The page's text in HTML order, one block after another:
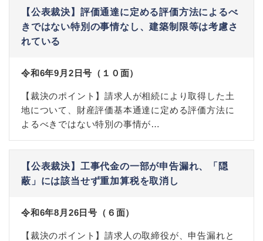
【公表裁決】評価通達に定める評価方法によるべ
きではない特別の事情なし、建築制限等は考慮さ
れている
令和6年9月2日号（１０面）
【裁決のポイント】請求人が相続により取得した土
地について、財産評価基本通達に定める評価方法に
よるべきではない特別の事情が…
【公表裁決】工事代金の一部が申告漏れ、「隠
蔽」には該当せず重加算税を取消し
令和6年8月26日号（６面）
【裁決のポイント】請求人の取締役が、申告漏れと